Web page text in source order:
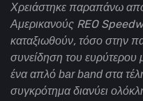
Χρειάστηκε παραπάνω από
Αμερικανούς REO
καταξιωθούν, τόσο στην
συνείδηση του ευρύτερου
ένα απλό bar band στα
συγκρότημα διανύει